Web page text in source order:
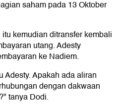
saham pada 13 Oktober
kemudian ditransfer kembali
utang. Adesty
ke Nadiem.
Adesty. Apakah ada aliran
dengan dakwaan
tanya Dodi.